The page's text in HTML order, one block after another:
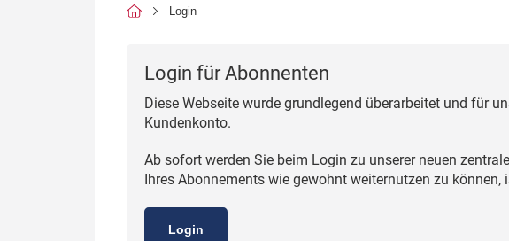
SPNV-Marktdaten
Bilanzen
Politik
Personen & Positionen
Unternehmen & Märkte
Fahrzeuge & Komponenten
Login
Login für Abonnenten
Diese Webseite wurde grundlegend überarbeitet und für
Kundenkonto.
Ab sofort werden Sie beim Login zu unserer neuen
Ihres Abonnements wie gewohnt weiternutzen zu
Login